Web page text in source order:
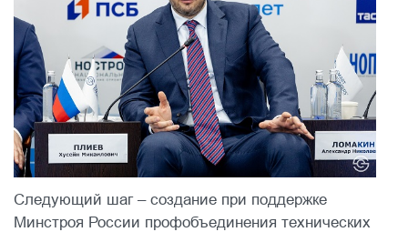
Следующий шаг – создание при поддержке
Минстроя России профобъединения технических